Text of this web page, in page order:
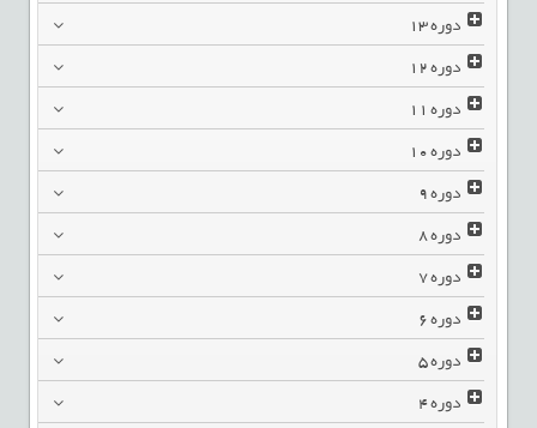
دوره13
دوره12
دوره11
دوره10
دوره9
دوره8
دوره7
دوره6
دوره5
دوره4